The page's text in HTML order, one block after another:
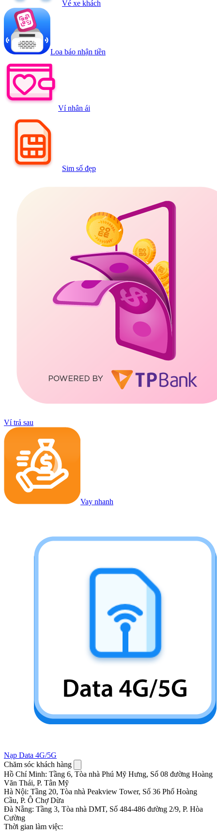
Vé xe khách
Loa báo nhận tiền
Ví nhân ái
Sim số đẹp
Ví trả sau
Vay nhanh
Nạp Data 4G/5G
Chăm sóc khách hàng
Hồ Chí Minh: Tầng 6, Tòa nhà Phú Mỹ Hưng, Số 08 đường Hoàng
Văn Thái, P. Tân Mỹ
Hà Nội: Tầng 20, Tòa nhà Peakview Tower, Số 36 Phố Hoàng
Cầu, P. Ô Chợ Dừa
Đà Nẵng: Tầng 3, Tòa nhà DMT, Số 484-486 đường 2/9, P. Hòa
Cường
Thời gian làm việc: